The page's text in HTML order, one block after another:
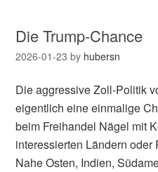
Die Trump-Chance
2026-01-23 by hubersn
Die aggressive Zoll-Politik
eigentlich eine einmalige
beim Freihandel Nägel mit
interessierten Ländern
Nahe Osten, Indien,